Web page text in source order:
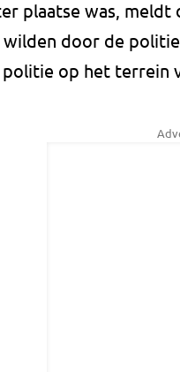
plaatse was, meldt
door de
op het terrein